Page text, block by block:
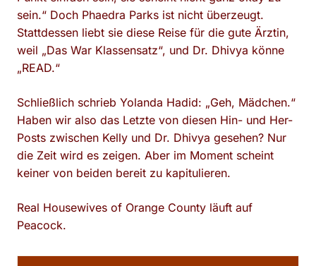
sein.“ Doch Phaedra Parks ist nicht überzeugt.
Stattdessen liebt sie diese Reise für die gute Ärztin,
weil „Das War Klassensatz“, und Dr. Dhivya könne
„READ.“
Schließlich schrieb Yolanda Hadid: „Geh, Mädchen.“
Haben wir also das Letzte von diesen Hin- und Her-
Posts zwischen Kelly und Dr. Dhivya gesehen? Nur
die Zeit wird es zeigen. Aber im Moment scheint
keiner von beiden bereit zu kapitulieren.
Real Housewives of Orange County läuft auf
Peacock.